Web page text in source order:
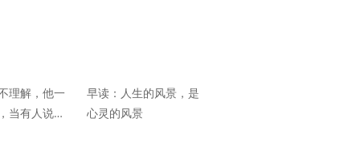
理解，他一
当有人说出
早读：人生的风景，是
心灵的风景